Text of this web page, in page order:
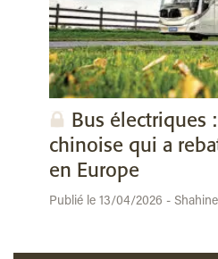
Bus électriques
chinoise qui a
en Europe
Publié le 13/04/2026 -